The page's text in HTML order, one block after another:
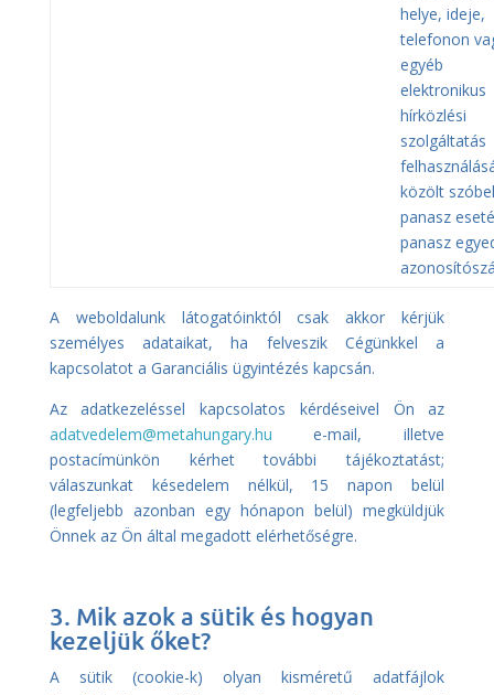
helye, ideje,
telefonon
egyéb
elektronikus
hírközlési
szolgáltatás
közölt
panasz
panasz
A weboldalunk látogatóinktól csak akkor kérjük
személyes adataikat, ha felveszik Cégünkkel a
kapcsolatot a Garanciális ügyintézés kapcsán.
Az adatkezeléssel kapcsolatos kérdéseivel Ön az
adatvedelem@metahungary.hu e-mail, illetve
postacímünkön kérhet további tájékoztatást;
válaszunkat késedelem nélkül, 15 napon belül
(legfeljebb azonban egy hónapon belül) megküldjük
Önnek az Ön által megadott elérhetőségre.
3. Mik azok a sütik és hogyan
kezeljük őket?
A sütik (cookie-k) olyan kisméretű adatfájlok